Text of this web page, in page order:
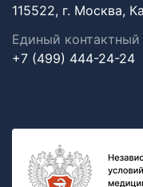
115522, г. Москва,
Единый контактный
+7 (499) 444-24-24